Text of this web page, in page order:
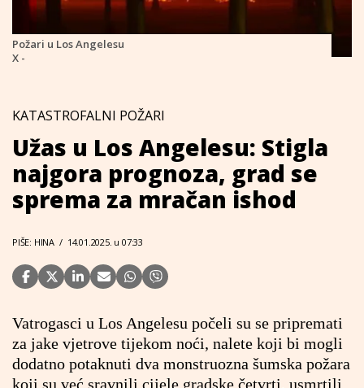
Požari u Los Angelesu
X -
KATASTROFALNI POŽARI
Užas u Los Angelesu: Stigla
najgora prognoza, grad se
sprema za mračan ishod
PIŠE: HINA / 14.01.2025. u 07:33
Vatrogasci u Los Angelesu počeli su se pripremati
za jake vjetrove tijekom noći, nalete koji bi mogli
dodatno potaknuti dva monstruozna šumska požara
koji su već sravnili cijele gradske četvrti, usmrtili